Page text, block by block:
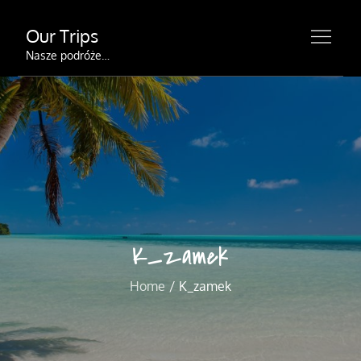
content
Our Trips
Nasze podróże…
K_zamek
Home K_zamek